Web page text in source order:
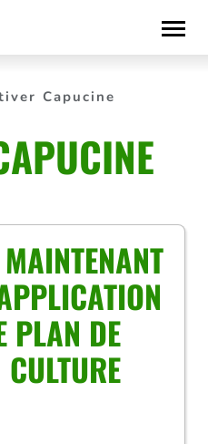
Capucine
PLAN DE